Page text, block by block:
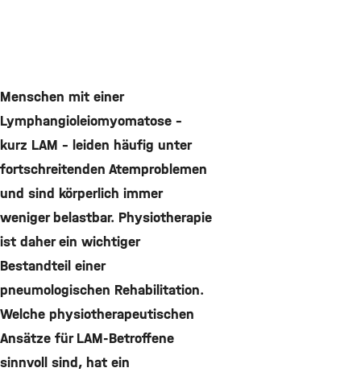
Menschen mit einer
Lymphangioleiomyomatose –
kurz LAM – leiden häufig unter
fortschreitenden Atemproblemen
und sind körperlich immer
weniger belastbar. Physiotherapie
ist daher ein wichtiger
Bestandteil einer
pneumologischen Rehabilitation.
Welche physiotherapeutischen
Ansätze für LAM-Betroffene
sinnvoll sind, hat ein